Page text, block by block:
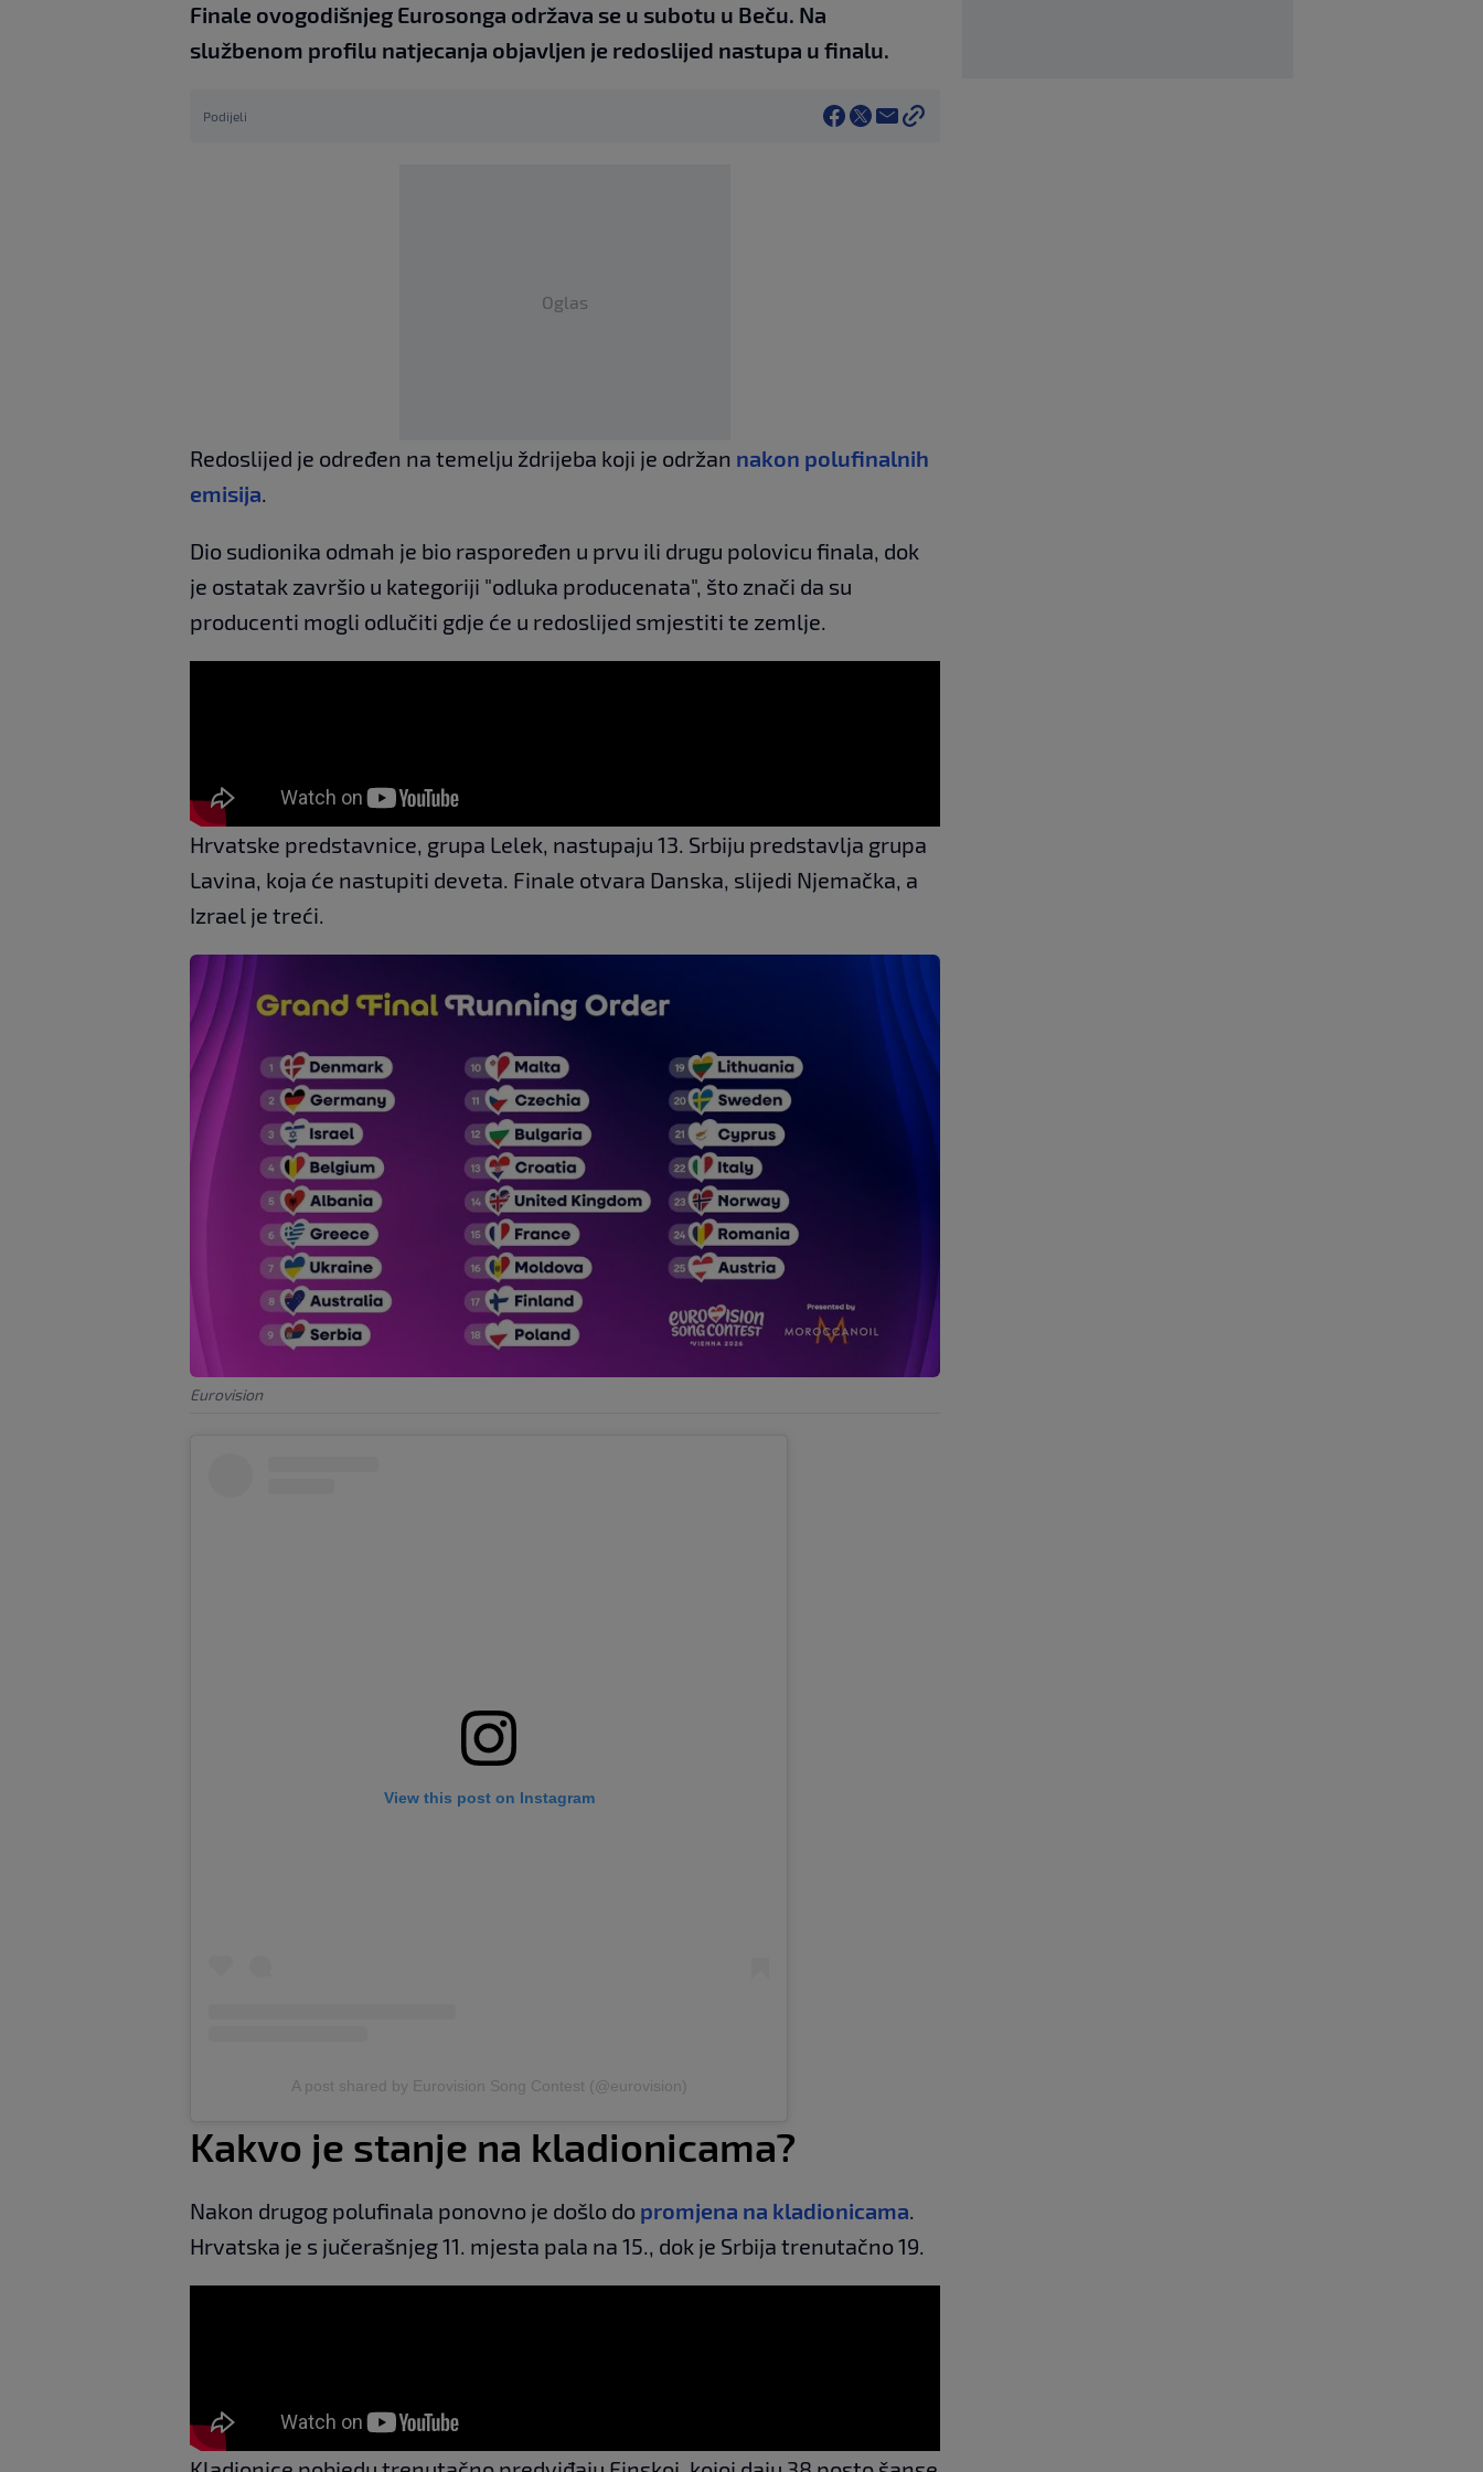
Finale ovogodišnjeg Eurosonga održava se u subotu u Beču. Na
službenom profilu natjecanja objavljen je redoslijed nastupa u finalu.
Podijeli
Oglas
Redoslijed je određen na temelju ždrijeba koji je održan nakon polufinalnih
emisija.
Dio sudionika odmah je bio raspoređen u prvu ili drugu polovicu finala, dok
je ostatak završio u kategoriji "odluka producenata", što znači da su
producenti mogli odlučiti gdje će u redoslijed smjestiti te zemlje.
Hrvatske predstavnice, grupa Lelek, nastupaju 13. Srbiju predstavlja grupa
Lavina, koja će nastupiti deveta. Finale otvara Danska, slijedi Njemačka, a
Izrael je treći.
Eurovision
View this post on Instagram
A post shared by Eurovision Song Contest (@eurovision)
Kakvo je stanje na kladionicama?
Nakon drugog polufinala ponovno je došlo do promjena na kladionicama.
Hrvatska je s jučerašnjeg 11. mjesta pala na 15., dok je Srbija trenutačno 19.